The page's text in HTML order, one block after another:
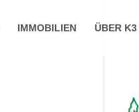
IMMOBILIEN ÜBER K3